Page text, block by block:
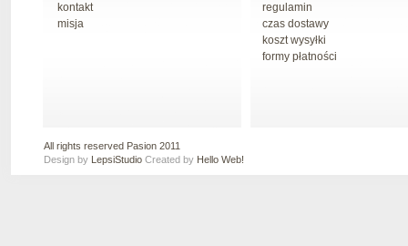
kontakt
misja
regulamin
czas dostawy
koszt wysyłki
formy płatności
All rights reserved Pasion 2011
Design by LepsiStudio Created by Hello Web!